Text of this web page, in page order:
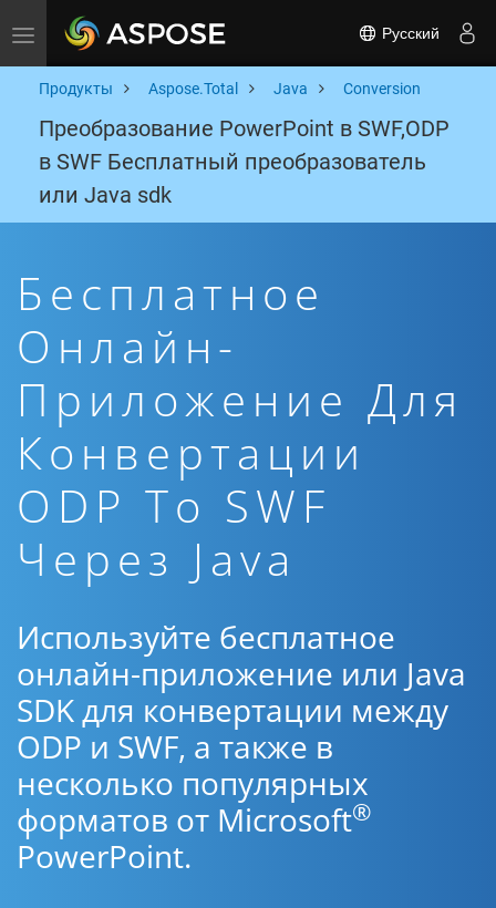
Toggle navigation Русский
Продукты Aspose.Total Java Conversion
Преобразование PowerPoint в SWF,ODP
в SWF Бесплатный преобразователь
или Java sdk
Бесплатное
Онлайн-
Приложение Для
Конвертации
ODP To SWF
Через Java
Используйте бесплатное
онлайн-приложение или Java
SDK для конвертации между
ODP и SWF, а также в
несколько популярных
форматов от Microsoft®
PowerPoint.